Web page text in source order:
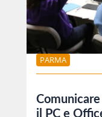
PARMA
il PC e